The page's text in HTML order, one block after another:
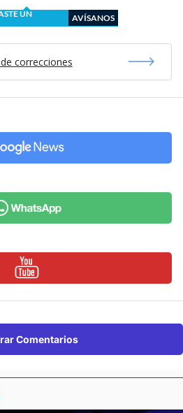
UN
AVÍSANOS
correcciones
Comentarios